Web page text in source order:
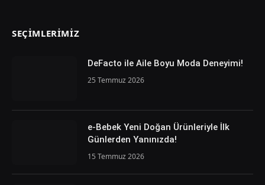
SEÇIMLERIMIZ
DeFacto ile Aile Boyu Moda Deneyimi!
25 Temmuz 2026
e-Bebek Yeni Doğan Ürünleriyle İlk
Günlerden Yanınızda!
15 Temmuz 2026